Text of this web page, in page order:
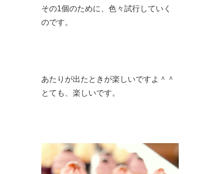
その1個のために、色々試行していく
のです。
あたりが出たときが楽しいですよ＾＾
とても、楽しいです。